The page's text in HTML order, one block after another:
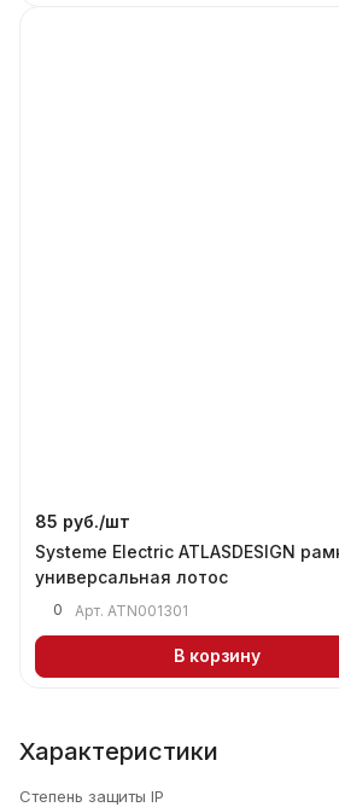
85 руб./шт
Systeme Electric ATLASDESIGN
универсальная лотос
0 Арт. ATN001301
В корзину
Характеристики
Степень защиты IP